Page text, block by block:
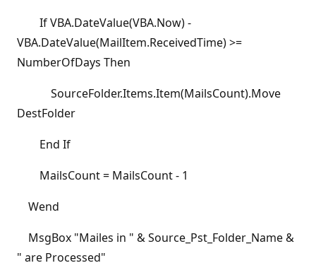
If VBA.DateValue(VBA.Now) -
VBA.DateValue(MailItem.ReceivedTime) >=
NumberOfDays Then
SourceFolder.Items.Item(MailsCount).Move
DestFolder
End If
MailsCount = MailsCount - 1
Wend
MsgBox "Mailes in " & Source_Pst_Folder_Name &
" are Processed"